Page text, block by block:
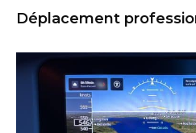
Déplacement